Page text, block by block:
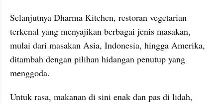
Selanjutnya Dharma Kitchen, restoran vegetarian
terkenal yang menyajikan berbagai jenis masakan,
mulai dari masakan Asia, Indonesia, hingga Amerika,
ditambah dengan pilihan hidangan penutup yang
menggoda.
Untuk rasa, makanan di sini enak dan pas di lidah,